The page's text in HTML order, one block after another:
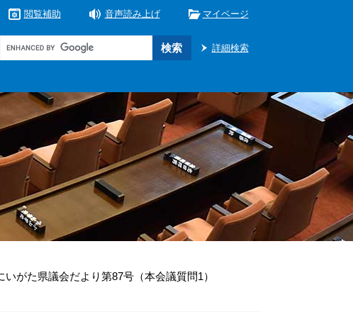
閲覧補助 音声読み上げ マイページ
Google
ム
索
詳細検索
いがた県議会だより第87号（本会議質問1）